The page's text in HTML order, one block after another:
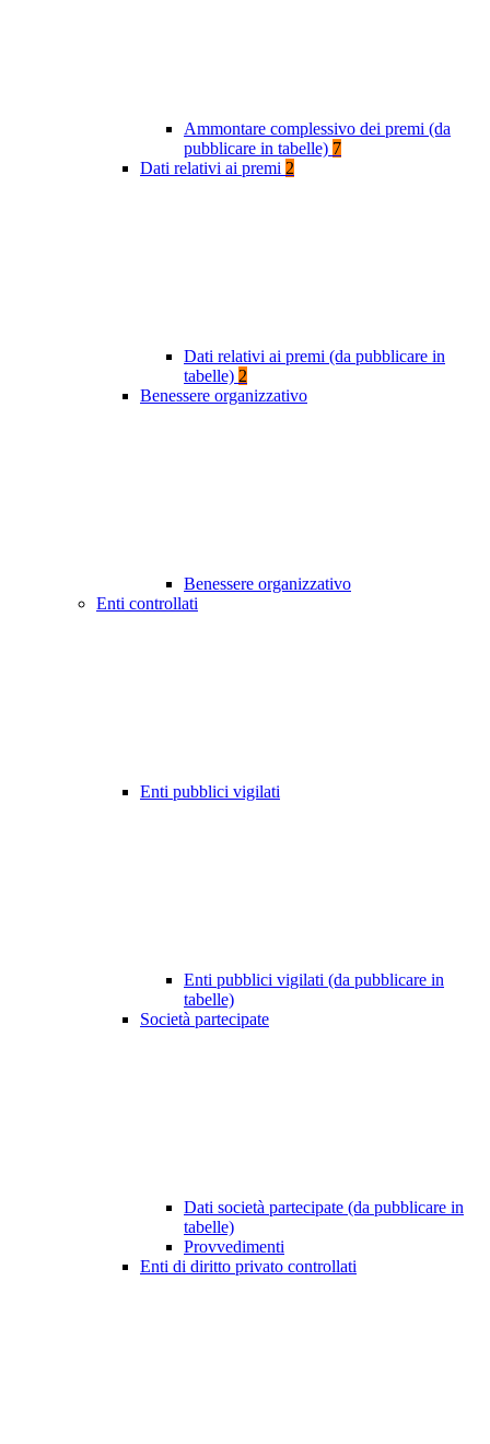
Ammontare complessivo dei premi (da
pubblicare in tabelle) 7
Dati relativi ai premi 2
Dati relativi ai premi (da pubblicare in
tabelle) 2
Benessere organizzativo
Benessere organizzativo
Enti controllati
Enti pubblici vigilati
Enti pubblici vigilati (da pubblicare in
tabelle)
Società partecipate
Dati società partecipate (da pubblicare in
tabelle)
Provvedimenti
Enti di diritto privato controllati